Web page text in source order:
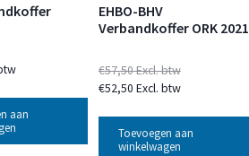
aan
EHBO-BHV
Verbandkoffer ORK 2021
€57,50Excl. btw
€52,50 Excl. btw
Toevoegen aan
winkelwagen